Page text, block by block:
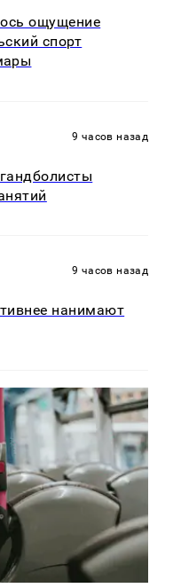
ощущение
спорт
9 часов назад
9 часов назад
нанимают